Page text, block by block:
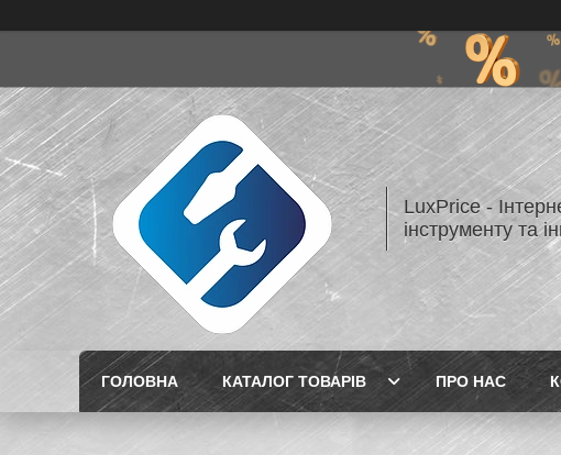
LuxPrice -
інструменту та
ГОЛОВНА КАТАЛОГ ТОВАРІВ ПРО НАС